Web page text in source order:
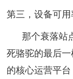
第三，设备可用
那个衰落站点
死骆驼的最后
的核心运营平